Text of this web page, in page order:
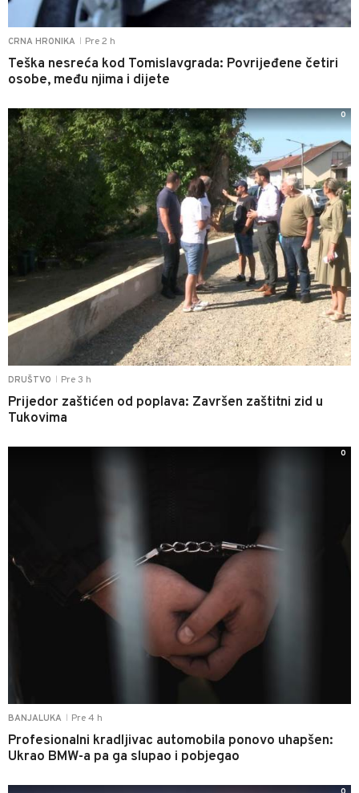
CRNA HRONIKA Pre 2 h
Teška nesreća kod Tomislavgrada: Povrijeđene četiri
osobe, među njima i dijete
DRUŠTVO Pre 3 h
Prijedor zaštićen od poplava: Završen zaštitni zid u
Tukovima
0
BANJALUKA Pre 4 h
Profesionalni kradljivac automobila ponovo uhapšen:
Ukrao BMW-a pa ga slupao i pobjegao
0